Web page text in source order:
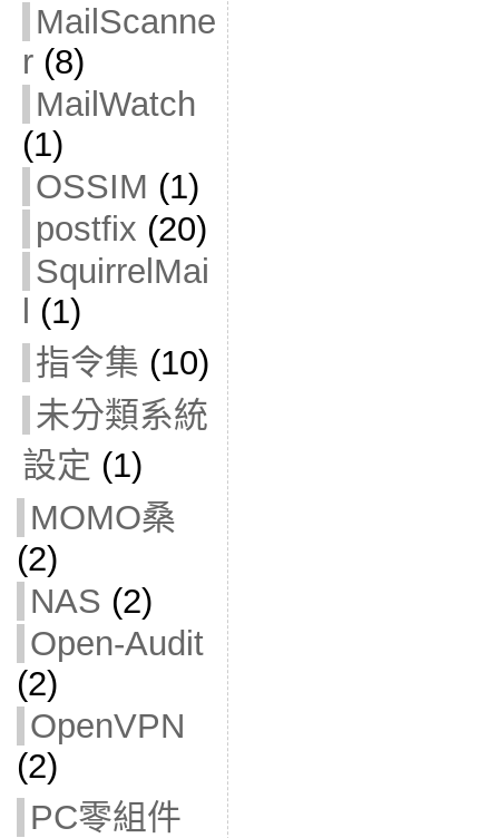
MailScanne
r(8)
MailWatch
(1)
OSSIM (1)
postfix (20)
SquirrelMai
(1)
指令集 (10)
未分類系統
設定 (1)
MOMO桑
(2)
NAS (2)
Open-Audit
(2)
OpenVPN
(2)
PC零組件